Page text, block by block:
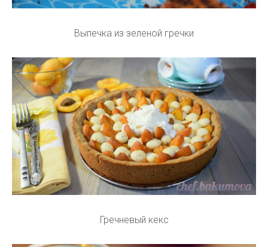
Выпечка из зеленой гречки
Гречневый кекс